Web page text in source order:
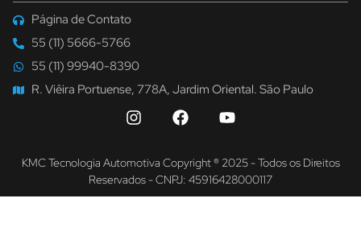
Página de Contato
55 (11) 5666-5766
55 (11) 99940-8390
R. Viêira Portuense, 778A, Jardim Oriental. São Paulo
KMC Tecnologia Automotiva Copyright ® 2025 - Todos os Direitos
Reservados - CNPJ: 45916428000117